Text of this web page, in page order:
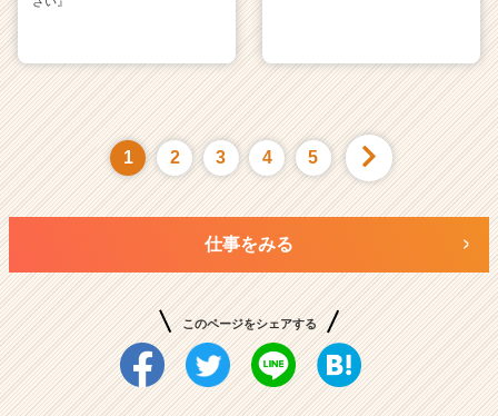
1 2 3 4 5
仕事をみる
このページをシェアする